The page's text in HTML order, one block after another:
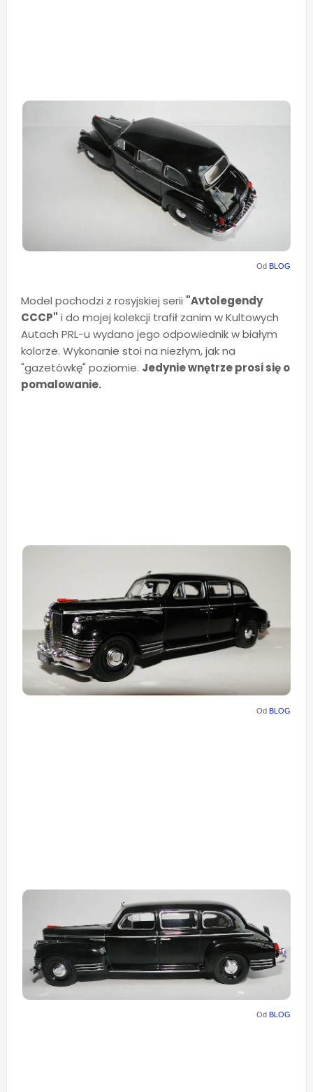
Od BLOG
Model pochodzi z rosyjskiej serii "Avtolegendy
CCCP" i do mojej kolekcji trafił zanim w Kultowych
Autach PRL-u wydano jego odpowiednik w białym
kolorze. Wykonanie stoi na niezłym, jak na
"gazetówkę" poziomie. Jedynie wnętrze prosi się o
pomalowanie.
Od BLOG
Od BLOG